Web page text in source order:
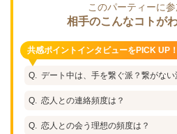
このパーティーに
相手のこんなコトが
共感ポイントインタビューをPICK UP！
デート中は、手を繋ぐ派？繋がない
恋人との連絡頻度は？
恋人との会う理想の頻度は？